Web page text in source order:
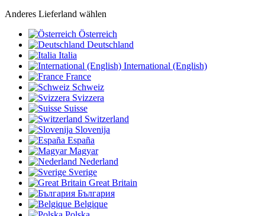
Anderes Lieferland wählen
Österreich
Deutschland
Italia
International (English)
France
Schweiz
Svizzera
Suisse
Switzerland
Slovenija
España
Magyar
Nederland
Sverige
Great Britain
България
Belgique